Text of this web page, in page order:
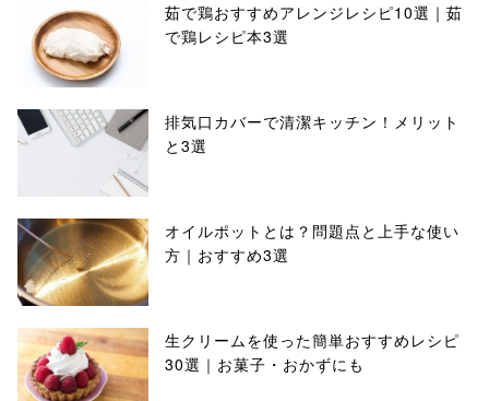
茹で鶏おすすめアレンジレシピ10選｜茹
で鶏レシピ本3選
排気口カバーで清潔キッチン！メリット
と3選
オイルポットとは？問題点と上手な使い
方｜おすすめ3選
生クリームを使った簡単おすすめレシピ
30選｜お菓子・おかずにも